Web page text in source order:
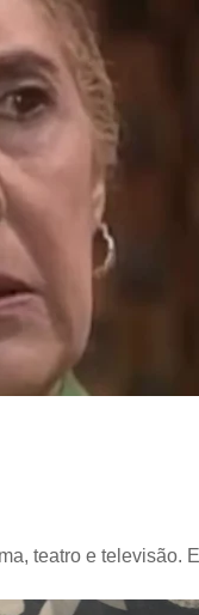
teatro e televisão.